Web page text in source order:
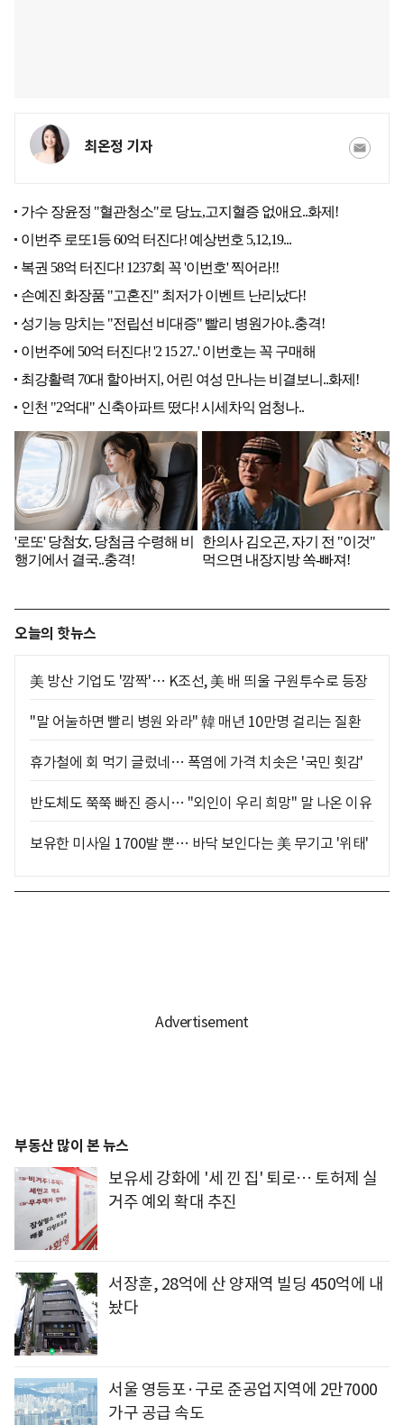
최온정 기자
오늘의 핫뉴스
美 방산 기업도 '깜짝'… K조선, 美 배 띄울 구원투수로 등장
"말 어눌하면 빨리 병원 와라" 韓 매년 10만명 걸리는 질환
휴가철에 회 먹기 글렀네… 폭염에 가격 치솟은 '국민 횟감'
반도체도 쭉쭉 빠진 증시… "외인이 우리 희망" 말 나온 이유
보유한 미사일 1700발 뿐… 바닥 보인다는 美 무기고 '위태'
부동산 많이 본 뉴스
보유세 강화에 '세 낀 집' 퇴로… 토허제 실
거주 예외 확대 추진
서장훈, 28억에 산 양재역 빌딩 450억에 내
놨다
서울 영등포·구로 준공업지역에 2만7000
가구 공급 속도